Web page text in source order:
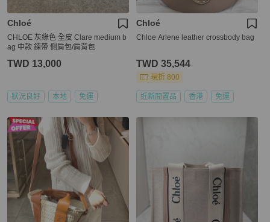
Chloé
CHLOE 灰綠色 全皮 Clare medium b
ag 中款 鍊帶 側肩包/肩背包
TWD 13,000
狀況良好 本地 免運
Chloé
Chloe Arlene leather crossbody bag
TWD 35,544
現折 800
近新閒置品 香港 免運